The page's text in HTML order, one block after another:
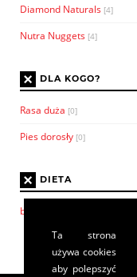
Diamond Naturals [4]
Nutra Nuggets [4]
× DLA KOGO?
Rasa duża [0]
Pies dorosły [0]
× DIETA
bez sztucznych dodatków
Ta strona
używa cookies
aby polepszyć